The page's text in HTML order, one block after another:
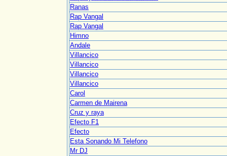
Ranas
Rap Vangal
Rap Vangal
Himno
Andale
Villancico
Villancico
Villancico
Villancico
Carol
Carmen de Mairena
Cruz y raya
Efecto F1
Efecto
Esta Sonando Mi Telefono
Mr DJ